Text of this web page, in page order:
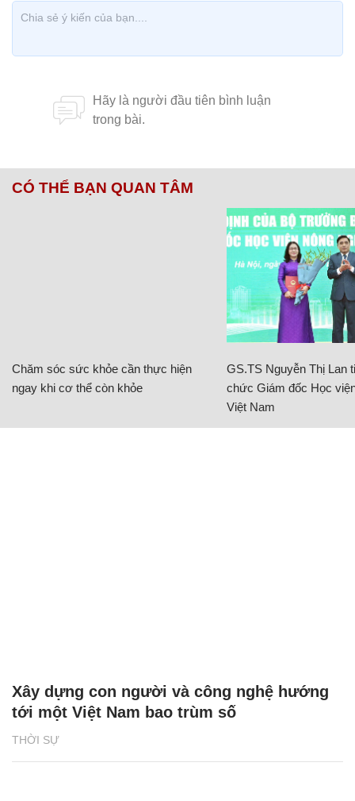
CÓ THỂ BẠN QUAN TÂM
Chăm sóc sức khỏe cần thực hiện
ngay khi cơ thể còn khỏe
GS.TS Nguyễn Thị Lan
chức Giám đốc Học
Việt Nam
THỜI SỰ
Xây dựng con người và công nghệ hướng
tới một Việt Nam bao trùm số